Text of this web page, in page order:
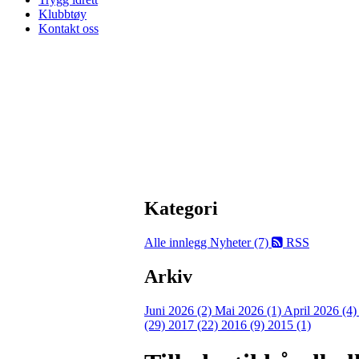
Klubbtøy
Kontakt oss
Kategori
Alle innlegg Nyheter (7) RSS
Arkiv
Juni 2026 (2) Mai 2026 (1) April 2026 (4)
(29) 2017 (22) 2016 (9) 2015 (1)